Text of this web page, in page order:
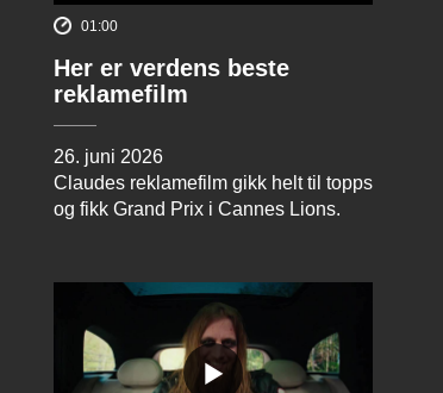
01:00
Her er verdens beste
reklamefilm
26. juni 2026
Claudes reklamefilm gikk helt til topps
og fikk Grand Prix i Cannes Lions.